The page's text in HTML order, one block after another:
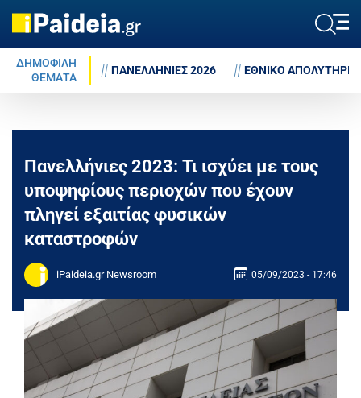
ΔΗΜΟΦΙΛΗ
ΘΕΜΑΤΑ
ΠΑΝΕΛΛΗΝΙΕΣ 2026 ΕΘΝΙΚΟ ΑΠΟΛΥΤΗΡΙΟ
Πανελλήνιες 2023: Τι ισχύει με τους
υποψηφίους περιοχών που έχουν
πληγεί εξαιτίας φυσικών
καταστροφών
iPaideia.gr Newsroom 05/09/2023 - 17:46